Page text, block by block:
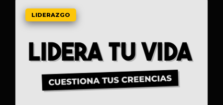
LIDERAZGO